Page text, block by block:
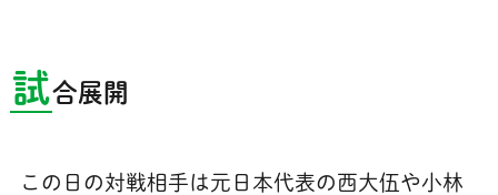
試合展開
この日の対戦相手は元日本代表の西大伍や小林